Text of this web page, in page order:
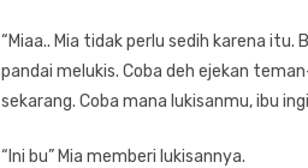
“Miaa.. Mia tidak perlu sedih karena
pandai melukis. Coba deh ejekan
sekarang. Coba mana lukisanmu, ibu
“Ini bu” Mia memberi lukisannya.